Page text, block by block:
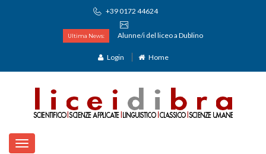
+39 0172 44624
Ultima News: Alunne/i del liceo a Dublino
Login Home